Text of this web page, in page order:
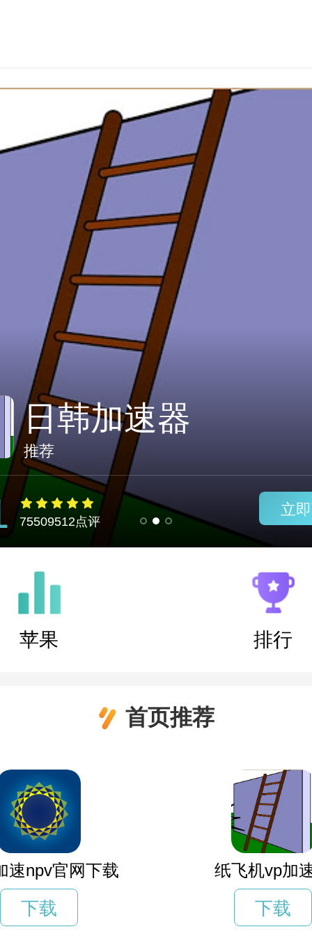
快联免费下载
推荐
75509512点评
立
苹果 排行
首页推荐
速npv官网下载
下载
纸飞机vp加
下载